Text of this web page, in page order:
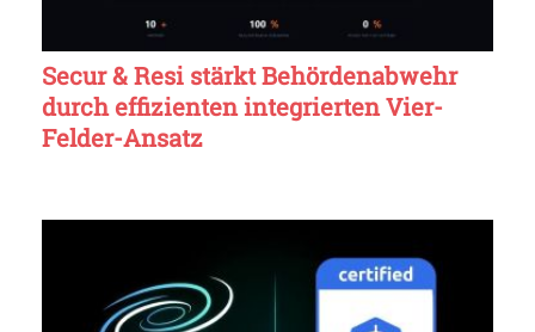
Secur & Resi stärkt Behördenabwehr
durch effizienten integrierten Vier-
Felder-Ansatz